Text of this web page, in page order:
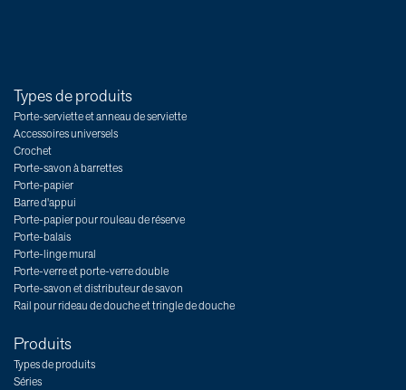
Types de produits
Porte-serviette et anneau de serviette
Accessoires universels
Crochet
Porte-savon à barrettes
Porte-papier
Barre d'appui
Porte-papier pour rouleau de réserve
Porte-balais
Porte-linge mural
Porte-verre et porte-verre double
Porte-savon et distributeur de savon
Rail pour rideau de douche et tringle de douche
Produits
Types de produits
Séries